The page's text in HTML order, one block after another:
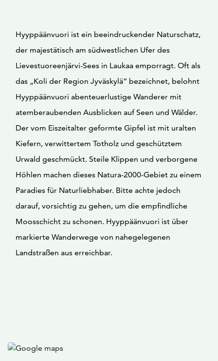
Hyyppäänvuori ist ein beeindruckender Naturschatz,
der majestätisch am südwestlichen Ufer des
Lievestuoreenjärvi-Sees in Laukaa emporragt. Oft als
das „Koli der Region Jyväskylä“ bezeichnet, belohnt
Hyyppäänvuori abenteuerlustige Wanderer mit
atemberaubenden Ausblicken auf Seen und Wälder.
Der vom Eiszeitalter geformte Gipfel ist mit uralten
Kiefern, verwittertem Totholz und geschütztem
Urwald geschmückt. Steile Klippen und verborgene
Höhlen machen dieses Natura-2000-Gebiet zu einem
Paradies für Naturliebhaber. Bitte achte jedoch
darauf, vorsichtig zu gehen, um die empfindliche
Moosschicht zu schonen. Hyyppäänvuori ist über
markierte Wanderwege von nahegelegenen
Landstraßen aus erreichbar.